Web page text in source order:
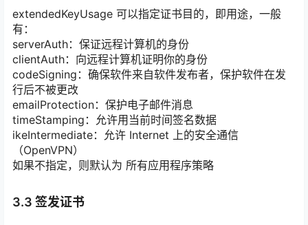
extendedKeyUsage 可以指定证书目的，即用途，一般
有：
serverAuth：保证远程计算机的身份
clientAuth：向远程计算机证明你的身份
codeSigning：确保软件来自软件发布者，保护软件在发
行后不被更改
emailProtection：保护电子邮件消息
timeStamping：允许用当前时间签名数据
ikeIntermediate：允许 Internet 上的安全通信
（OpenVPN）
如果不指定，则默认为 所有应用程序策略
3.3 签发证书